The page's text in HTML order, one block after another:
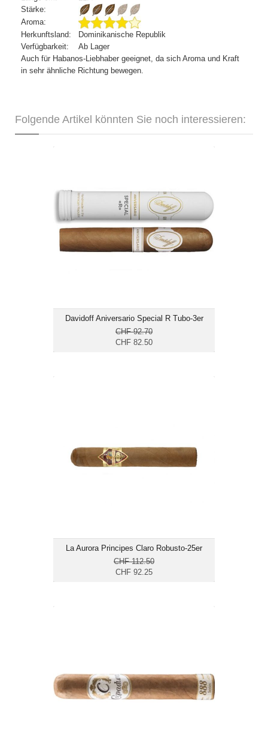
Stärke:
Aroma:
Herkunftsland:
Dominikanische Republik
Verfügbarkeit:
Ab Lager
Auch für Habanos-Liebhaber geeignet, da sich Aroma und Kraft
in sehr ähnliche Richtung bewegen.
Folgende Artikel könnten Sie noch interessieren:
Davidoff Aniversario Special R Tubo-3er
CHF 92.70
CHF 82.50
Format: Robusto
Ringmass: 50
Länge: 12.4
mild bis mittelkräftig
La Aurora Principes Claro Robusto-25er
CHF 112.50
CHF 92.25
Länge: 12.3
mild
Ringmass: 50
Länge: 12.7
mittelkräftig